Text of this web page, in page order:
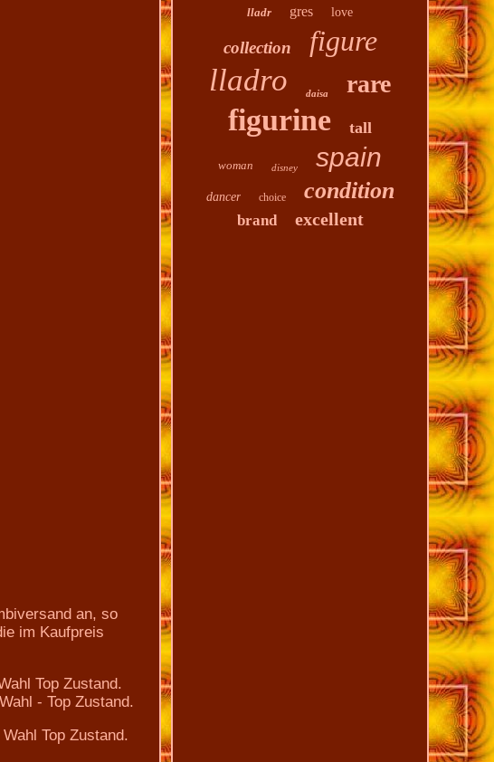
an, so
im Kaufpreis
Top Zustand.
- Top Zustand.
Top Zustand.
lladr gres love
collection figure
lladro daisa rare
figurine tall
woman disney spain
dancer choice condition
brand excellent